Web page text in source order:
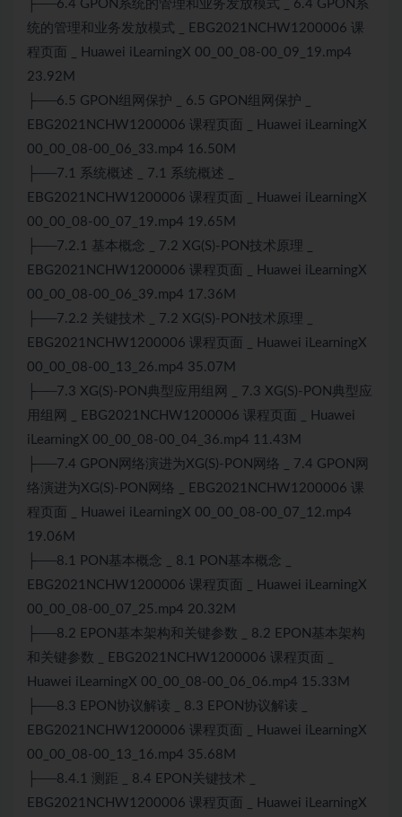
├──6.4 GPON系统的管理和业务发放模式 _ 6.4 GPON系
统的管理和业务发放模式 _ EBG2021NCHW1200006 课
程页面 _ Huawei iLearningX 00_00_08-00_09_19.mp4
23.92M
├──6.5 GPON组网保护 _ 6.5 GPON组网保护 _
EBG2021NCHW1200006 课程页面 _ Huawei iLearningX
00_00_08-00_06_33.mp4 16.50M
├──7.1 系统概述 _ 7.1 系统概述 _
EBG2021NCHW1200006 课程页面 _ Huawei iLearningX
00_00_08-00_07_19.mp4 19.65M
├──7.2.1 基本概念 _ 7.2 XG(S)-PON技术原理 _
EBG2021NCHW1200006 课程页面 _ Huawei iLearningX
00_00_08-00_06_39.mp4 17.36M
├──7.2.2 关键技术 _ 7.2 XG(S)-PON技术原理 _
EBG2021NCHW1200006 课程页面 _ Huawei iLearningX
00_00_08-00_13_26.mp4 35.07M
├──7.3 XG(S)-PON典型应用组网 _ 7.3 XG(S)-PON典型应
用组网 _ EBG2021NCHW1200006 课程页面 _ Huawei
iLearningX 00_00_08-00_04_36.mp4 11.43M
├──7.4 GPON网络演进为XG(S)-PON网络 _ 7.4 GPON网
络演进为XG(S)-PON网络 _ EBG2021NCHW1200006 课
程页面 _ Huawei iLearningX 00_00_08-00_07_12.mp4
19.06M
├──8.1 PON基本概念 _ 8.1 PON基本概念 _
EBG2021NCHW1200006 课程页面 _ Huawei iLearningX
00_00_08-00_07_25.mp4 20.32M
├──8.2 EPON基本架构和关键参数 _ 8.2 EPON基本架构
和关键参数 _ EBG2021NCHW1200006 课程页面 _
Huawei iLearningX 00_00_08-00_06_06.mp4 15.33M
├──8.3 EPON协议解读 _ 8.3 EPON协议解读 _
EBG2021NCHW1200006 课程页面 _ Huawei iLearningX
00_00_08-00_13_16.mp4 35.68M
├──8.4.1 测距 _ 8.4 EPON关键技术 _
EBG2021NCHW1200006 课程页面 _ Huawei iLearningX